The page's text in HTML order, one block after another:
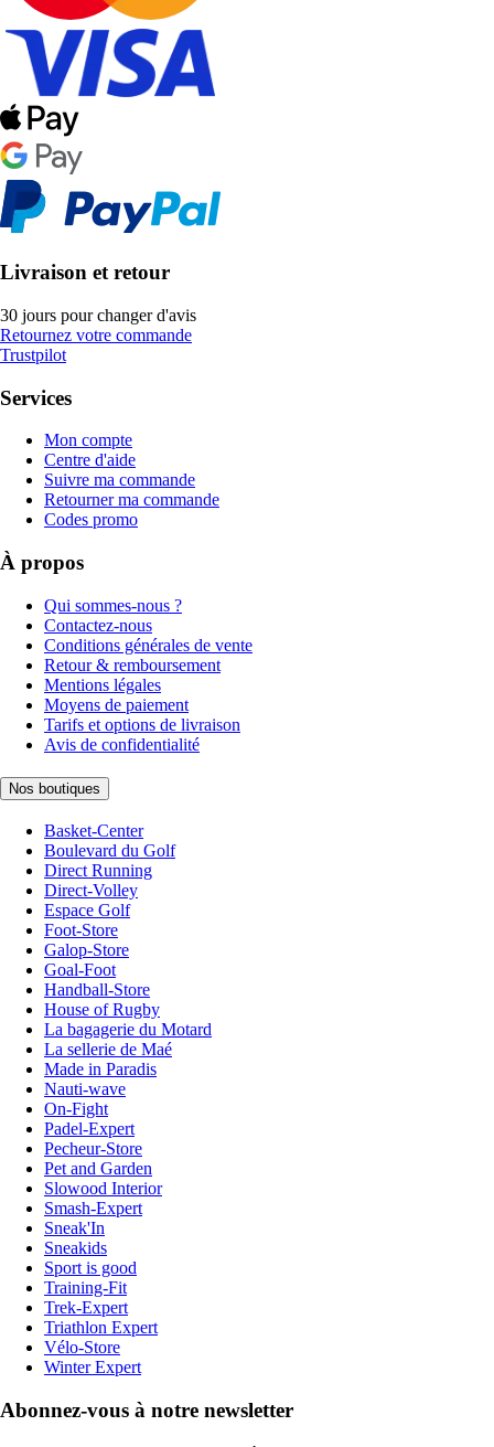
Livraison et retour
30 jours pour changer d'avis
Retournez votre commande
Trustpilot
Services
Mon compte
Centre d'aide
Suivre ma commande
Retourner ma commande
Codes promo
À propos
Qui sommes-nous ?
Contactez-nous
Conditions générales de vente
Retour & remboursement
Mentions légales
Moyens de paiement
Tarifs et options de livraison
Avis de confidentialité
Nos boutiques
Basket-Center
Boulevard du Golf
Direct Running
Direct-Volley
Espace Golf
Foot-Store
Galop-Store
Goal-Foot
Handball-Store
House of Rugby
La bagagerie du Motard
La sellerie de Maé
Made in Paradis
Nauti-wave
On-Fight
Padel-Expert
Pecheur-Store
Pet and Garden
Slowood Interior
Smash-Expert
Sneak'In
Sneakids
Sport is good
Training-Fit
Trek-Expert
Triathlon Expert
Vélo-Store
Winter Expert
Abonnez-vous à notre newsletter